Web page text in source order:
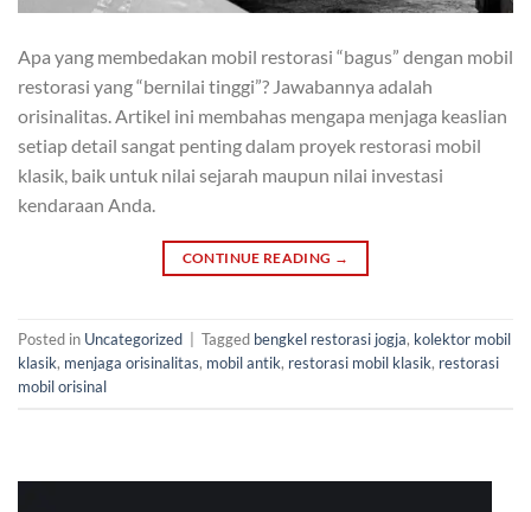
Apa yang membedakan mobil restorasi “bagus” dengan mobil
restorasi yang “bernilai tinggi”? Jawabannya adalah
orisinalitas. Artikel ini membahas mengapa menjaga keaslian
setiap detail sangat penting dalam proyek restorasi mobil
klasik, baik untuk nilai sejarah maupun nilai investasi
kendaraan Anda.
CONTINUE READING →
Posted in Uncategorized Tagged bengkel restorasi jogja, kolektor mobil
klasik, menjaga orisinalitas, mobil antik, restorasi mobil klasik, restorasi
mobil orisinal